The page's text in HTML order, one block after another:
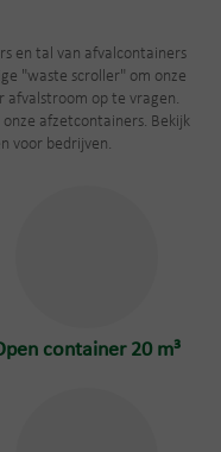
en tal van afvalcontainers
"waste scroller" om onze
afvalstroom op te vragen.
afzetcontainers. Bekijk
voor bedrijven.
container 20 m³